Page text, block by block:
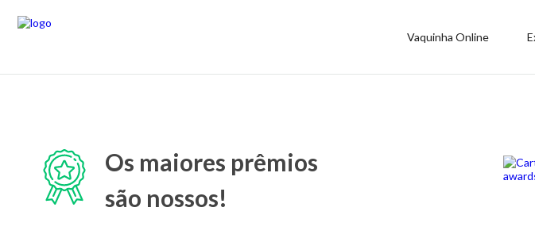
Vaquinha Online
Os maiores prêmios
são nossos!